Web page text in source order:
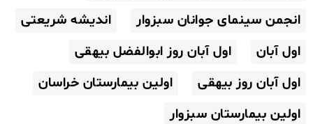
انجمن سینمای جوانان سبزوار
اندیشه شریعتی
اول آبان
اول آبان روز ابوالفضل بیهقی
اول آبان روز بیهقی
اولین بیمارستان خراسان
اولین بیمارستان سبزوار